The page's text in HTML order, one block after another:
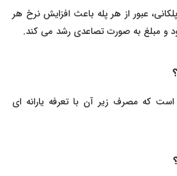
عبور از هر پله باعث افزایش نرخ هر
مبلغ به صورت تصاعدی رشد می کند.
مصرف زیر آن با تعرفه یارانه ای